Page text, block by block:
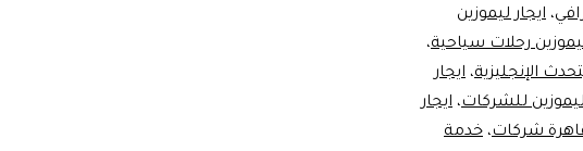
، ايجار ليموزين
رحلات سياحية،
الإنجليزية، ايجار
ليموزين للشركات، ايجار
شركات، خدمة